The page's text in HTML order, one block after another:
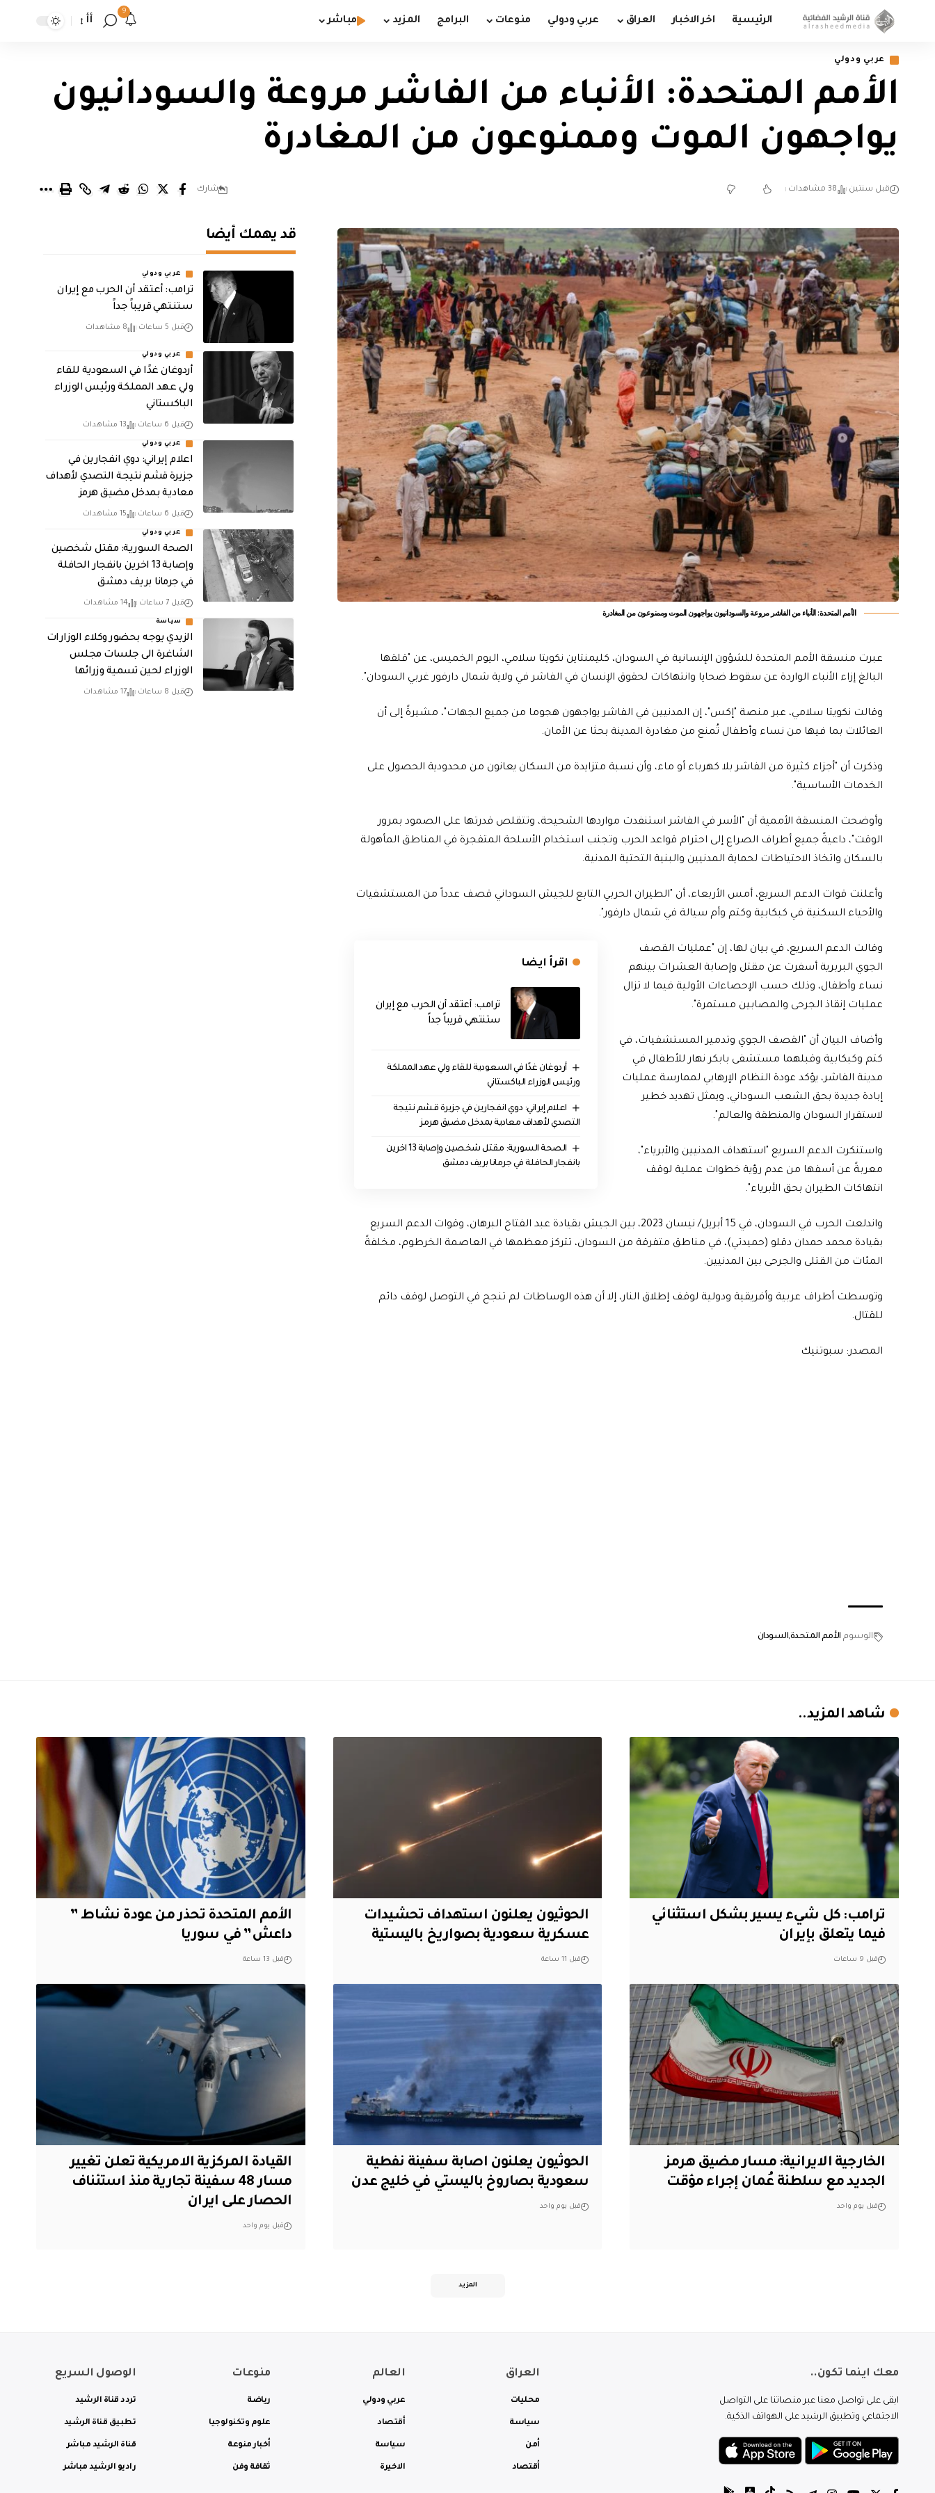
الرئيسية اخر الاخبار العراق عربي ودولي منوعات البرامج المزيد مباشر
9
أأ
عربي ودولي
الأمم المتحدة: الأنباء من الفاشر مروعة والسودانيون
يواجهون الموت وممنوعون من المغادرة
قبل سنتين 38 مشاهدات شارك
الأمم المتحدة: الأنباء من الفاشر مروعة والسودانيون يواجهون الموت وممنوعون من المغادرة
‎عبرت منسقة الأمم المتحدة للشؤون الإنسانية في السودان، كليمنتاين نكويتا سلامي، اليوم الخميس، عن "قلقها
البالغ إزاء الأنباء الواردة عن سقوط ضحايا وانتهاكات لحقوق الإنسان في الفاشر في ولاية شمال دارفور غربي السودان".
‎وقالت نكويتا سلامي، عبر منصة "إكس"، إن المدنيين في الفاشر يواجهون هجوما من جميع الجهات"، مشيرةً إلى أن
العائلات بما فيها من نساء وأطفال تُمنع من مغادرة المدينة بحثا عن الأمان.
‎وذكرت أن "أجزاء كثيرة من الفاشر بلا كهرباء أو ماء، وأن نسبة متزايدة من السكان يعانون من محدودية الحصول على
الخدمات الأساسية".
وأوضحت المنسقة الأممية أن "الأسر في الفاشر استنفدت مواردها الشحيحة، وتتقلص قدرتها على الصمود بمرور
الوقت"، داعيةً جميع أطراف الصراع إلى احترام قواعد الحرب وتجنب استخدام الأسلحة المتفجرة في المناطق المأهولة
بالسكان واتخاذ الاحتياطات لحماية المدنيين والبنية التحتية المدنية.
‎وأعلنت قوات الدعم السريع، أمس الأربعاء، أن "الطيران الحربي التابع للجيش السوداني قصف عدداً من المستشفيات
والأحياء السكنية في كبكابية وكتم وأم سيالة في شمال دارفور".
اقرأ ايضا
‏ترامب: أعتقد أن الحرب مع إيران
ستنتهي قريباً جداً
أردوغان غدًا في السعودية للقاء ولي عهد المملكة
ورئيس الوزراء الباكستاني
اعلام إيراني: دوي انفجارين في جزيرة قشم نتيجة
التصدي لأهداف معادية بمدخل مضيق هرمز
الصحة السورية: مقتل شخصين وإصابة 13 اخرين
بانفجار الحافلة في جرمانا بريف دمشق
‎وقالت الدعم السريع، في بيان لها، إن "عمليات القصف
الجوي البربرية أسفرت عن مقتل وإصابة العشرات بينهم
نساء وأطفال، وذلك حسب الإحصاءات الأولية فيما لا تزال
عمليات إنقاذ الجرحى والمصابين مستمرة".
‎وأضاف البيان أن "القصف الجوي وتدمير المستشفيات، في
كتم وكبكابية وقبلهما مستشفى بابكر نهار للأطفال في
مدينة الفاشر، يؤكد عودة النظام الإرهابي لممارسة عمليات
إبادة جديدة بحق الشعب السوداني، ويمثل تهديد خطير
لاستقرار السودان والمنطقة والعالم".
‎واستنكرت الدعم السريع "استهداف المدنيين والأبرياء"،
معربةً عن أسفها من عدم رؤية خطوات عملية لوقف
انتهاكات الطيران بحق الأبرياء".
‎واندلعت الحرب في السودان، في 15 أبريل/ نيسان 2023، بين الجيش بقيادة عبد الفتاح البرهان، وقوات الدعم السريع
بقيادة محمد حمدان دقلو (حميدتي)، في مناطق متفرقة من السودان، تتركز معظمها في العاصمة الخرطوم، مخلفةً
المئات من القتلى والجرحى بين المدنيين.
‎وتوسطت أطراف عربية وأفريقية ودولية لوقف إطلاق النار، إلا أن هذه الوساطات لم تنجح في التوصل لوقف دائم
للقتال.
المصدر: سبوتنيك
الوسوم الأمم المتحدة السودان
قد يهمك أيضا
عربي ودولي
‏ترامب: أعتقد أن الحرب مع إيران
ستنتهي قريباً جداً
قبل 5 ساعات 8 مشاهدات
عربي ودولي
أردوغان غدًا في السعودية للقاء
ولي عهد المملكة ورئيس الوزراء
الباكستاني
قبل 6 ساعات 13 مشاهدات
عربي ودولي
اعلام إيراني: دوي انفجارين في
جزيرة قشم نتيجة التصدي لأهداف
معادية بمدخل مضيق هرمز
قبل 6 ساعات 15 مشاهدات
عربي ودولي
الصحة السورية: مقتل شخصين
وإصابة 13 اخرين بانفجار الحافلة
في جرمانا بريف دمشق
قبل 7 ساعات 14 مشاهدات
سياسة
الزيدي يوجه بحضور وكلاء الوزارات
الشاغرة الى جلسات مجلس
الوزراء لحين تسمية وزرائها
قبل 8 ساعات 17 مشاهدات
شاهد المزيد..
ترامب: كل شيء يسير بشكل استثنائي
فيما يتعلق بإيران
قبل 9 ساعات
الحوثيون يعلنون استهداف تحشيدات
عسكرية سعودية بصواريخ باليستية
قبل 11 ساعة
الأمم المتحدة تحذر من عودة نشاط ”
داعش” في سوريا
قبل 13 ساعة
الخارجية الايرانية: مسار مضيق هرمز
الجديد مع سلطنة عُمان إجراء مؤقت
قبل يوم واحد
الحوثيون يعلنون اصابة سفينة نفطية
سعودية بصاروخ باليستي في خليج عدن
قبل يوم واحد
القيادة المركزية الامريكية تعلن تغيير
مسار 48 سفينة تجارية منذ استئناف
الحصار على ايران
قبل يوم واحد
المزيد
معك اينما تكون..
ابقى على تواصل معنا عبر منصاتنا على التواصل
الاجتماعي وتطبيق الرشيد على الهواتف الذكية.
العراق
محليات
سياسة
أمن
أقتصاد
العالم
عربي ودولي
أقتصاد
سياسة
الاخيرة
منوعات
رياضة
علوم وتكنولوجيا
أخبار منوعة
ثقافة وفن
الوصول السريع
تردد قناة الرشيد
تطبيق قناة الرشيد
قناة الرشيد مباشر
راديو الرشيد مباشر